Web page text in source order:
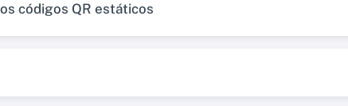
códigos QR estáticos